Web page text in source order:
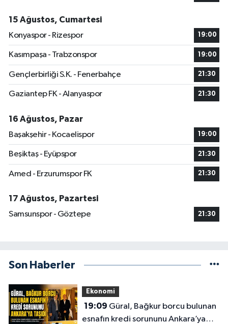
15 Ağustos, Cumartesi
Konyaspor - Rizespor
19:00
Kasımpaşa - Trabzonspor 19:00
Gençlerbirliği S.K. - Fenerbahçe 21:30
Gaziantep FK - Alanyaspor 21:30
16 Ağustos, Pazar
Başakşehir - Kocaelispor
19:00
Beşiktaş - Eyüpspor 21:30
Amed - Erzurumspor FK 21:30
17 Ağustos, Pazartesi
Samsunspor - Göztepe
21:30
Son Haberler
Ekonomi
19:09
esnafın kredi sorununu Ankara’ya